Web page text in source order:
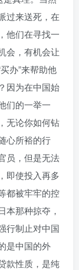
过来送死，在
他们在寻找一
会，有机会让
办”来帮助他
因为在中国始
们的一举一
无论你如何钻
心所裕的行
员，但是无法
即使投入再多
都被牢牢的控
本那种掠夺，
行制止对中国
是中国的外
款性质，是纯